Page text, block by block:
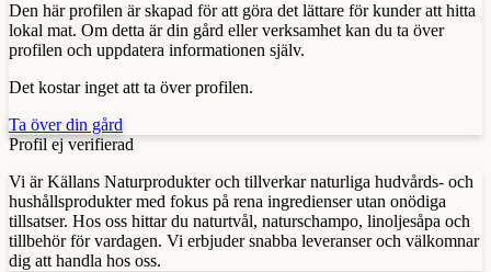
Den här profilen är skapad för att göra det lättare för kunder att hitta
lokal mat. Om detta är din gård eller verksamhet kan du ta över
profilen och uppdatera informationen själv.
Det kostar inget att ta över profilen.
Ta över din gård
Profil ej verifierad
Vi är Källans Naturprodukter och tillverkar naturliga hudvårds- och
hushållsprodukter med fokus på rena ingredienser utan onödiga
tillsatser. Hos oss hittar du naturtvål, naturschampo, linoljesåpa och
tillbehör för vardagen. Vi erbjuder snabba leveranser och välkomnar
dig att handla hos oss.